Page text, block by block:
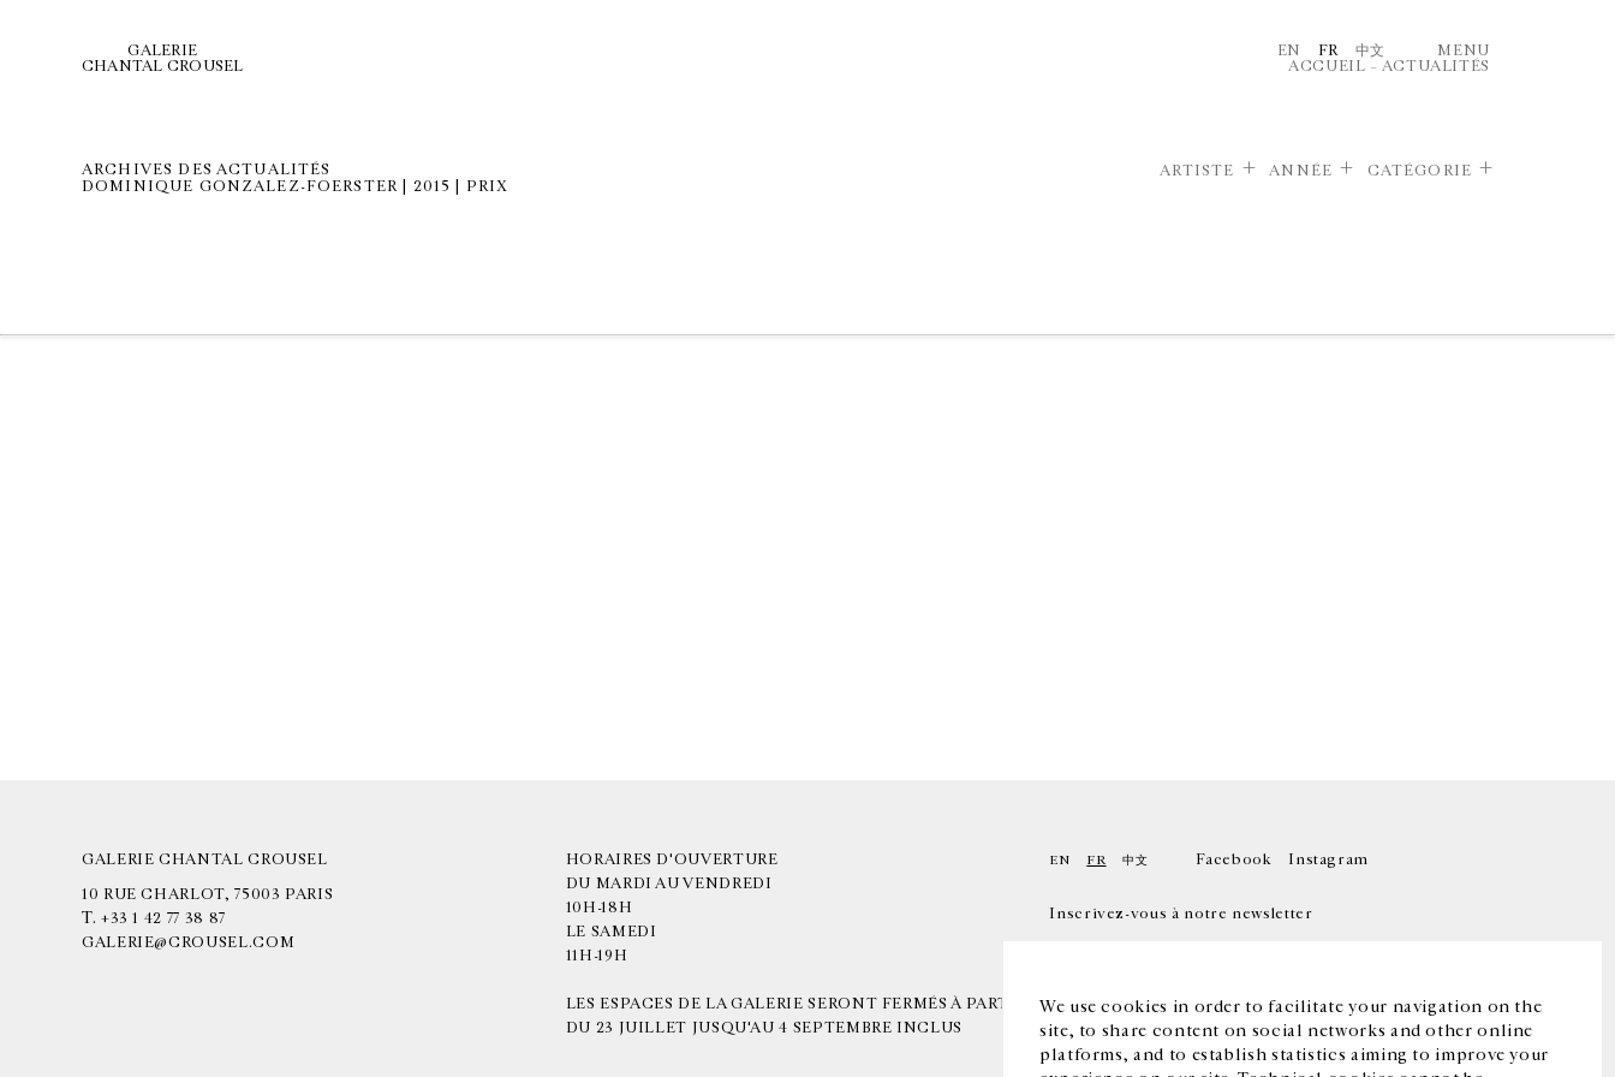
We use cookies in order to facilitate your navigation on the
site, to share content on social networks and other online
platforms, and to establish statistics aiming to improve your
GALERIE
CHANTAL CROUSEL
EN FR 中文
MENU
ACCUEIL – ACTUALITÉS
ARCHIVES DES ACTUALITÉS
DOMINIQUE GONZALEZ-FOERSTER | 2015 | PRIX
ARTISTE ANNÉE CATÉGORIE
GALERIE CHANTAL CROUSEL
10 RUE CHARLOT, 75003 PARIS
T. +33 1 42 77 38 87
GALERIE@CROUSEL.COM
HORAIRES D'OUVERTURE
DU MARDI AU VENDREDI
10H-18H
LE SAMEDI
11H-19H
LES ESPACES DE LA GALERIE SERONT FERMÉS À PARTIR
DU 23 JUILLET JUSQU'AU 4 SEPTEMBRE INCLUS
EN FR 中文 Facebook Instagram
Inscrivez-vous à notre newsletter